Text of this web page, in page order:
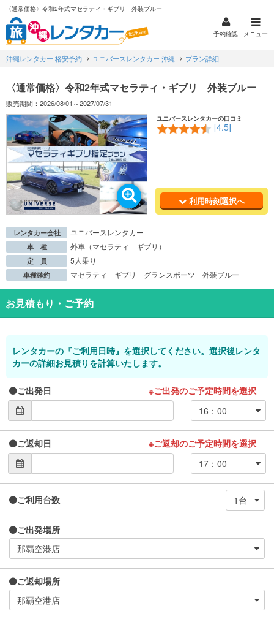
〈通常価格〉令和2年式マセラティ・ギブリ 外装ブルー
予約確認 メニュー
沖縄レンタカー 格安予約 ユニバースレンタカー 沖縄 プラン詳細
〈通常価格〉令和2年式マセラティ・ギブリ 外装ブルー
販売期間：2026/08/01～2027/07/31
ユニバースレンタカーの口コミ
[4.5]
利用時刻選択へ
レンタカー会社 ユニバースレンタカー
車 種 外車（マセラティ ギブリ）
定 員 5人乗り
車種確約 マセラティ ギブリ グランスポーツ 外装ブルー
お見積もり・ご予約
レンタカーの『ご利用日時』を選択してください。選択後レンタ
カーの詳細お見積りを計算いたします。
ご出発日 ※ご出発のご予定時間を選択
ご返却日 ※ご返却のご予定時間を選択
ご利用台数
ご出発場所
ご返却場所